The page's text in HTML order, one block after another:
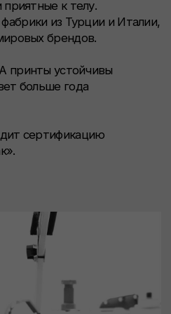
проходит тест
выдержало